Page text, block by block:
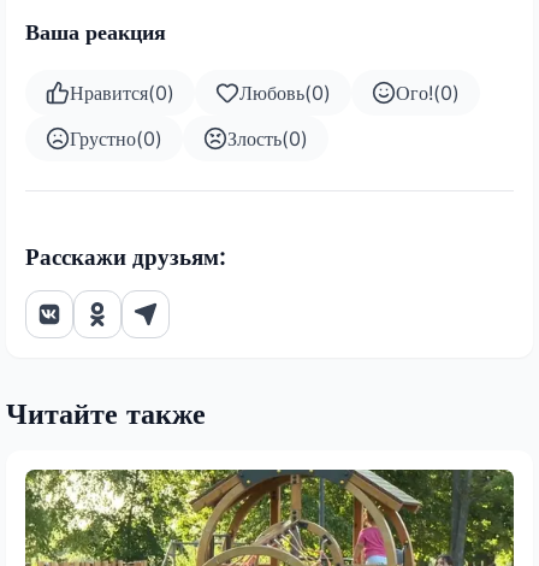
Ваша реакция
Нравится(0) Любовь(0) Ого!(0)
Грустно(0) Злость(0)
Расскажи друзьям:
Читайте также